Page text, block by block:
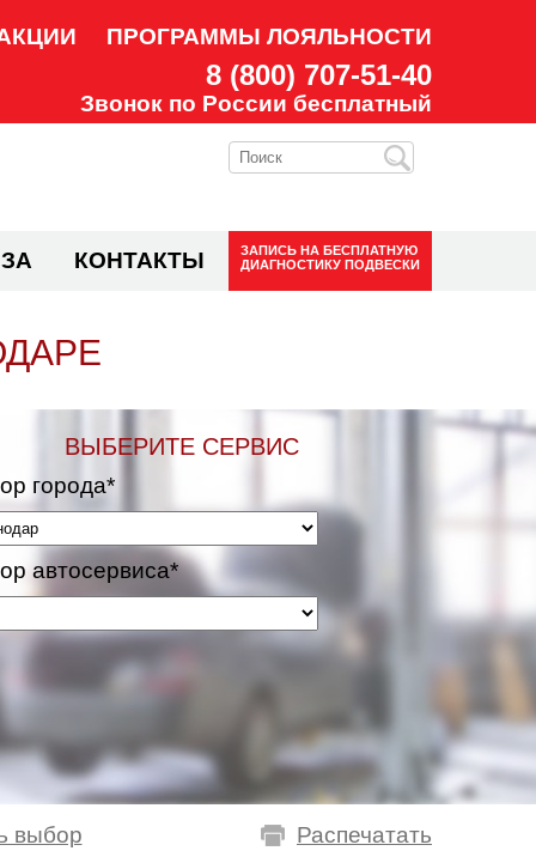
ПРОГРАММЫ ЛОЯЛЬНОСТИ
8 (800) 707-51-40
Звонок по России бесплатный
КОНТАКТЫ ЗАПИСЬ НА БЕСПЛАТНУЮ
ДИАГНОСТИКУ ПОДВЕСКИ
ВЫБЕРИТЕ СЕРВИС
города*
автосервиса*
Распечатать
выбор